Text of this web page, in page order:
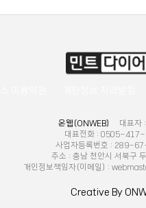
온웹(ONWEB)
대표자 :
대표전화 : 0505-
사업자등록번호 : 289-
주소 : 충남 천안시 서북구
개인정보책임자(이메일) :
Creative By